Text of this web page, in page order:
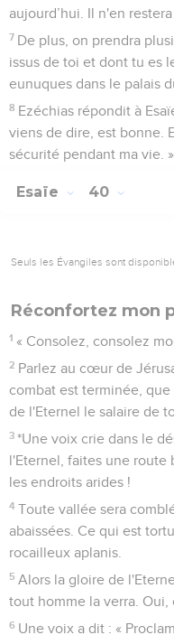
aujourd’hui. Il n'en
7 De plus, on prendra
issus de toi et dont tu es
eunuques dans le palais
8 Ezéchias répondit à
viens de dire, est bonne.
sécurité pendant ma vie. »
Esaïe 40
Seuls les Évangiles sont
Réconfortez mon
1 « Consolez, consolez
2 Parlez au cœur de
combat est terminée,
de l'Eternel le salaire de
3 *Une voix crie dans le
l'Eternel, faites une route
les endroits arides !
4 Toute vallée sera
abaissées. Ce qui est
rocailleux aplanis.
5 Alors la gloire de
tout homme la verra. Oui,
6 Une voix a dit : «